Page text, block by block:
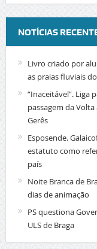
NOTÍCIAS
Livro criado por
as praias fluviais
“Inaceitável”. Liga
passagem da
Gerês
Esposende.
estatuto como
país
Noite Branca de
dias de animação
PS questiona
ULS de Braga